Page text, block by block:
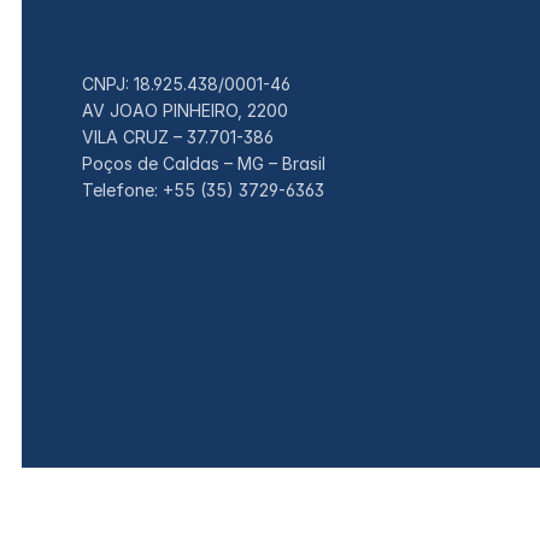
CNPJ: 18.925.438/0001-46
AV JOAO PINHEIRO, 2200
VILA CRUZ – 37.701-386
Poços de Caldas – MG – Brasil
Telefone: +55 (35) 3729-6363